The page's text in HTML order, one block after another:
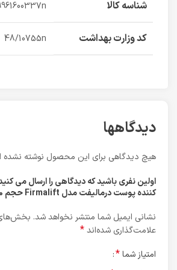
شناسه کالا
کد وزارت بهداشت 48/10755n
دیدگاهها
هیچ دیدگاهی برای این محصول نوشته
اولین نفری باشید که دیدگاهی را ارسال می
کننده پوست درمالیفت مدل Firmalift حجم 40 میلی لیتر”
نشانی ایمیل شما منتشر نخواهد شد. بخش‌های
علامت‌گذاری شده‌اند*
امتیاز شما*